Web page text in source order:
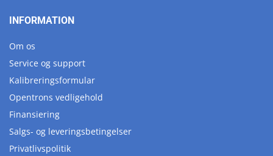
INFORMATION
Om os
Service og support
Kalibreringsformular
Opentrons vedligehold
Finansiering
Salgs- og leveringsbetingelser
Privatlivspolitik